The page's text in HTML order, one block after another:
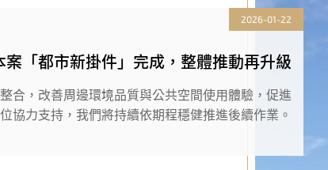
2026-01-22
「都市新掛件」完成，整體推動再升級
合，改善周邊環境品質與公共空間使用體驗，促進
協力支持，我們將持續依期程穩健推進後續作業。